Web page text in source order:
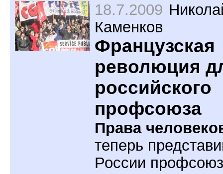
18.7.2009
Каменков
Французская
революция
российского
профсоюза
Права
теперь
России